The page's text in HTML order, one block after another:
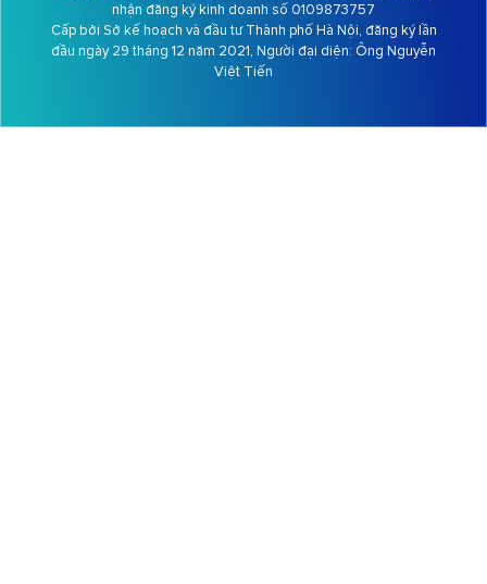
nhận đăng ký kinh doanh số 0109873757
Cấp bởi Sở kế hoạch và đầu tư Thành phố Hà Nội, đăng ký lần
đầu ngày 29 tháng 12 năm 2021, Người đại diện: Ông Nguyễn
Việt Tiến